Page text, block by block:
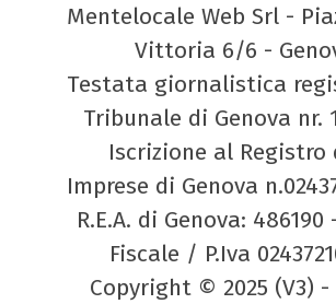
Mentelocale Web Srl -
Vittoria 6/6 -
Testata giornalistica
Tribunale di Genova nr.
Iscrizione al Registro
Imprese di Genova
R.E.A. di Genova: 486190
Fiscale / P.Iva
Copyright © 2025 (V3)